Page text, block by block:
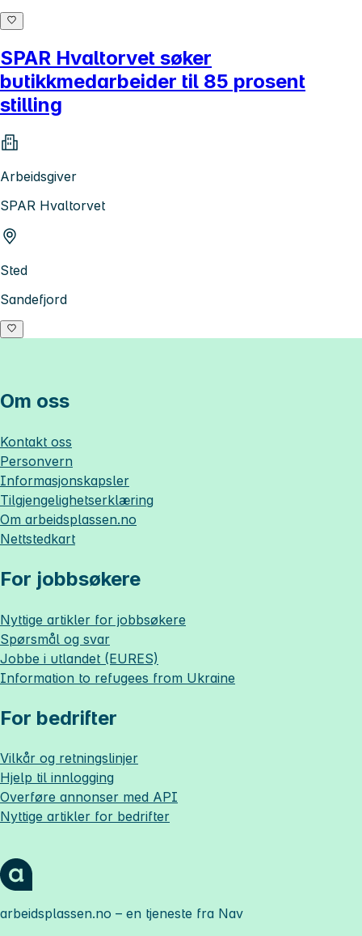
SPAR Hvaltorvet søker
butikkmedarbeider til 85 prosent
stilling
Arbeidsgiver
SPAR Hvaltorvet
Sted
Sandefjord
Om oss
Kontakt oss
Personvern
Informasjonskapsler
Tilgjengelighetserklæring
Om arbeidsplassen.no
Nettstedkart
For jobbsøkere
Nyttige artikler for jobbsøkere
Spørsmål og svar
Jobbe i utlandet (EURES)
Information to refugees from Ukraine
For bedrifter
Vilkår og retningslinjer
Hjelp til innlogging
Overføre annonser med API
Nyttige artikler for bedrifter
arbeidsplassen.no – en tjeneste fra Nav